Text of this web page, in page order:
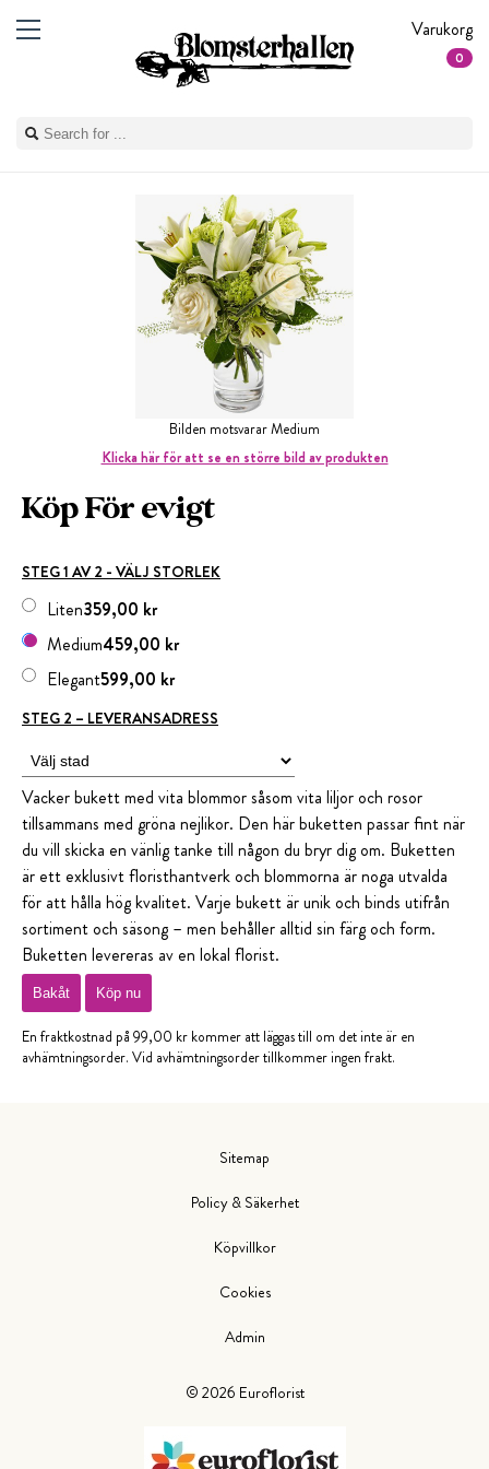
Varukorg
0
Bilden motsvarar Medium
Klicka här för att se en större bild av produkten
Köp För evigt
STEG 1 AV 2 - VÄLJ STORLEK
359,00 kr
Liten
459,00 kr
Medium
599,00 kr
Elegant
STEG 2 – LEVERANSADRESS
Vacker bukett med vita blommor såsom vita liljor och rosor
tillsammans med gröna nejlikor. Den här buketten passar fint när
du vill skicka en vänlig tanke till någon du bryr dig om. Buketten
är ett exklusivt floristhantverk och blommorna är noga utvalda
för att hålla hög kvalitet. Varje bukett är unik och binds utifrån
sortiment och säsong – men behåller alltid sin färg och form.
Buketten levereras av en lokal florist.
Bakåt Köp nu
En fraktkostnad på 99,00 kr kommer att läggas till om det inte är en
avhämtningsorder. Vid avhämtningsorder tillkommer ingen frakt.
© 2026 Euroflorist
Sitemap
Policy & Säkerhet
Köpvillkor
Cookies
Admin